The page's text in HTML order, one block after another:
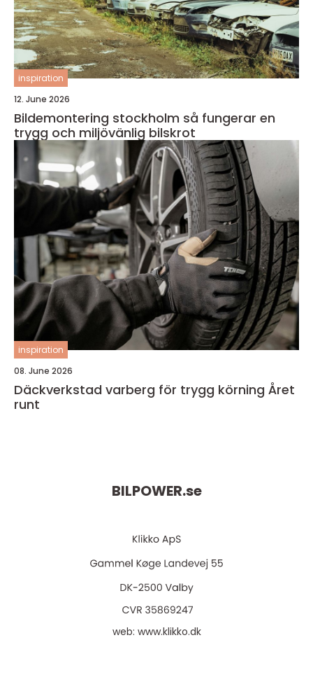
inspiration
12. June 2026
Bildemontering stockholm så fungerar en
trygg och miljövänlig bilskrot
inspiration
08. June 2026
Däckverkstad varberg för trygg körning Året
runt
BILPOWER.se
web: www.klikko.dk